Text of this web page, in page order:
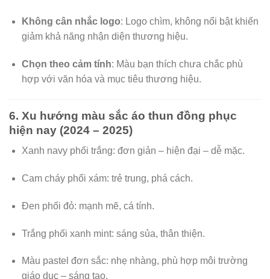
Không cân nhắc logo: Logo chìm, không nổi bật khiến
giảm khả năng nhận diện thương hiệu.
Chọn theo cảm tính: Màu bạn thích chưa chắc phù
hợp với văn hóa và mục tiêu thương hiệu.
6. Xu hướng màu sắc áo thun đồng phục
hiện nay (2024 – 2025)
Xanh navy phối trắng: đơn giản – hiện đại – dễ mặc.
Cam cháy phối xám: trẻ trung, phá cách.
Đen phối đỏ: mạnh mẽ, cá tính.
Trắng phối xanh mint: sáng sủa, thân thiện.
Màu pastel đơn sắc: nhẹ nhàng, phù hợp môi trường
giáo dục – sáng tạo.